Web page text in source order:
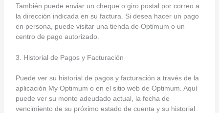
También puede enviar un cheque o giro postal por correo a
la dirección indicada en su factura. Si desea hacer un pago
en persona, puede visitar una tienda de Optimum o un
centro de pago autorizado.
3. Historial de Pagos y Facturación
Puede ver su historial de pagos y facturación a través de la
aplicación My Optimum o en el sitio web de Optimum. Aquí
puede ver su monto adeudado actual, la fecha de
vencimiento de su próximo estado de cuenta y su historial